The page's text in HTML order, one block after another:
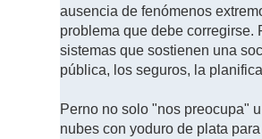
ausencia de fenómenos
problema que debe
sistemas que sostienen una
pública, los seguros, la
Perno no solo "nos preocupa"
nubes con yoduro de plata